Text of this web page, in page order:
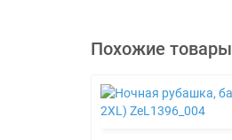
Похожие товары